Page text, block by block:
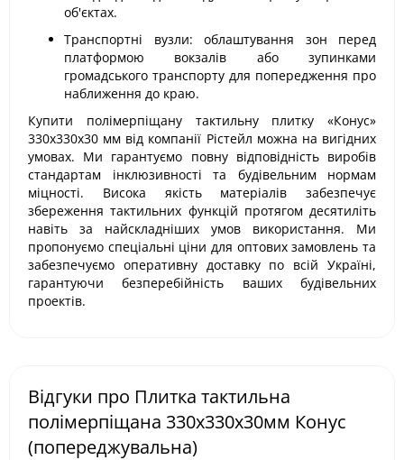
об'єктах.
Транспортні вузли: облаштування зон перед
платформою вокзалів або зупинками
громадського транспорту для попередження про
наближення до краю.
Купити полімерпіщану тактильну плитку «Конус»
330х330х30 мм від компанії Рістейл можна на вигідних
умовах. Ми гарантуємо повну відповідність виробів
стандартам інклюзивності та будівельним нормам
міцності. Висока якість матеріалів забезпечує
збереження тактильних функцій протягом десятиліть
навіть за найскладніших умов використання. Ми
пропонуємо спеціальні ціни для оптових замовлень та
забезпечуємо оперативну доставку по всій Україні,
гарантуючи безперебійність ваших будівельних
проектів.
Відгуки про Плитка тактильна
полімерпіщана 330х330х30мм Конус
(попереджувальна)